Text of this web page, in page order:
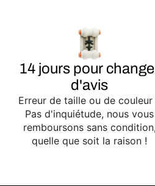
14 jours pour
d'avis
Erreur de taille ou de couleur
Pas d'inquiétude, nous vous
remboursons sans condition,
quelle que soit la raison !